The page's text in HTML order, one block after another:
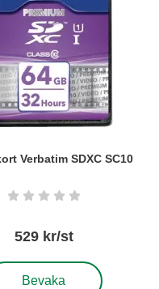
Verbatim SDXC SC10
Betyg: 0 stjärnor av 5
529 kr/st
Bevaka
Verbatim SDXC